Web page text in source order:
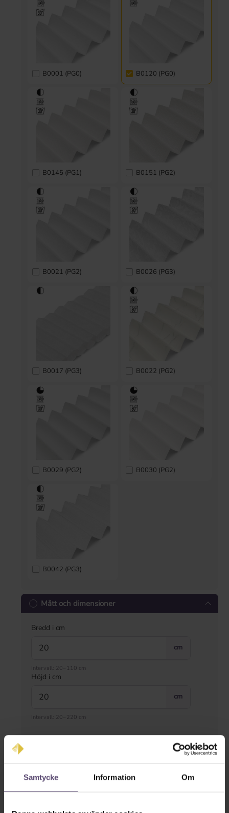
Samtycke Information Om
B0001 (PG0) B0120 (PG0)
B0145 (PG1) B0151 (PG2)
B0021 (PG2) B0026 (PG3)
B0017 (PG3) B0022 (PG2)
B0029 (PG2) B0030 (PG2)
B0042 (PG3)
Mått och dimensioner
Bredd i cm
cm
Intervall: 20–110 cm
Höjd i cm
cm
Intervall: 20–220 cm